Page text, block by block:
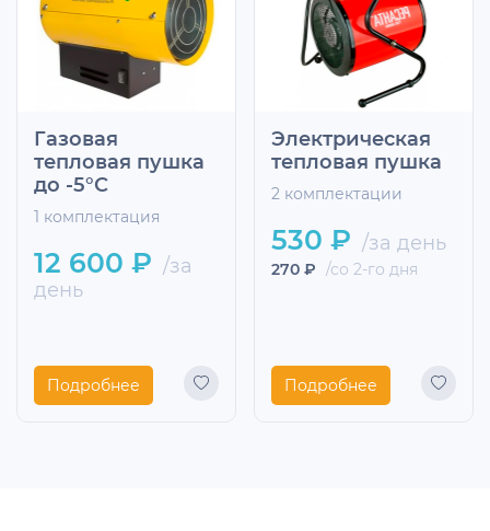
Газовая
тепловая пушка
до -5°С
1 комплектация
12 600 ₽ /за
день
Подробнее
Электрическая
тепловая пушка
2 комплектации
530 ₽ /за день
270 ₽ /со 2-го дня
Подробнее